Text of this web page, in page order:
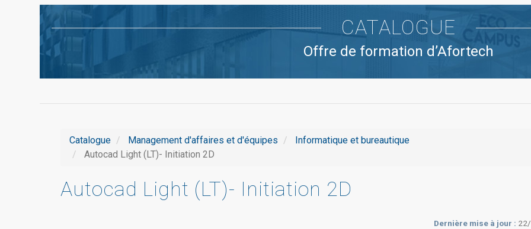
CATALOGUE
Offre de formation d’Afortech
Catalogue Management d'affaires et d'équipes
Informatique et bureautique
Autocad Light (LT)- Initiation 2D
Autocad Light (LT)- Initiation 2D
Dernière mise à jour :